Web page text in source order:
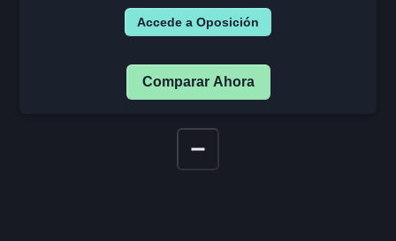
Accede a Oposición
Comparar Ahora